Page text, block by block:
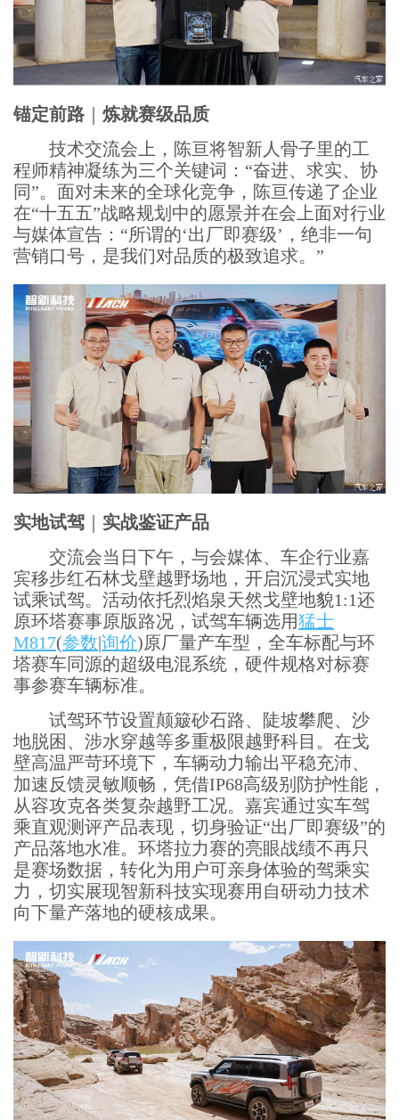
锚定前路
炼就赛级品质
技术交流会上，陈亘将智新人骨子里的工
程师精神凝练为三个关键词：“奋进、求实、协
同”。面对未来的全球化竞争，陈亘传递了企业
在“十五五”战略规划中的愿景并在会上面对行业
与媒体宣告：“所谓的‘出厂即赛级’，绝非一句
营销口号，是我们对品质的极致追求。”
实地试驾
实战鉴证产品
交流会当日下午，与会媒体、车企行业嘉
宾移步红石林戈壁越野场地，开启沉浸式实地
试乘试驾。活动依托烈焰泉天然戈壁地貌1:1还
原环塔赛事原版路况，试驾车辆选用猛士
M817(参数|询价)原厂量产车型，全车标配与环
塔赛车同源的超级电混系统，硬件规格对标赛
事参赛车辆标准。
试驾环节设置颠簸砂石路、陡坡攀爬、沙
地脱困、涉水穿越等多重极限越野科目。在戈
壁高温严苛环境下，车辆动力输出平稳充沛、
加速反馈灵敏顺畅，凭借IP68高级别防护性能，
从容攻克各类复杂越野工况。嘉宾通过实车驾
乘直观测评产品表现，切身验证“出厂即赛级”的
产品落地水准。环塔拉力赛的亮眼战绩不再只
是赛场数据，转化为用户可亲身体验的驾乘实
力，切实展现智新科技实现赛用自研动力技术
向下量产落地的硬核成果。